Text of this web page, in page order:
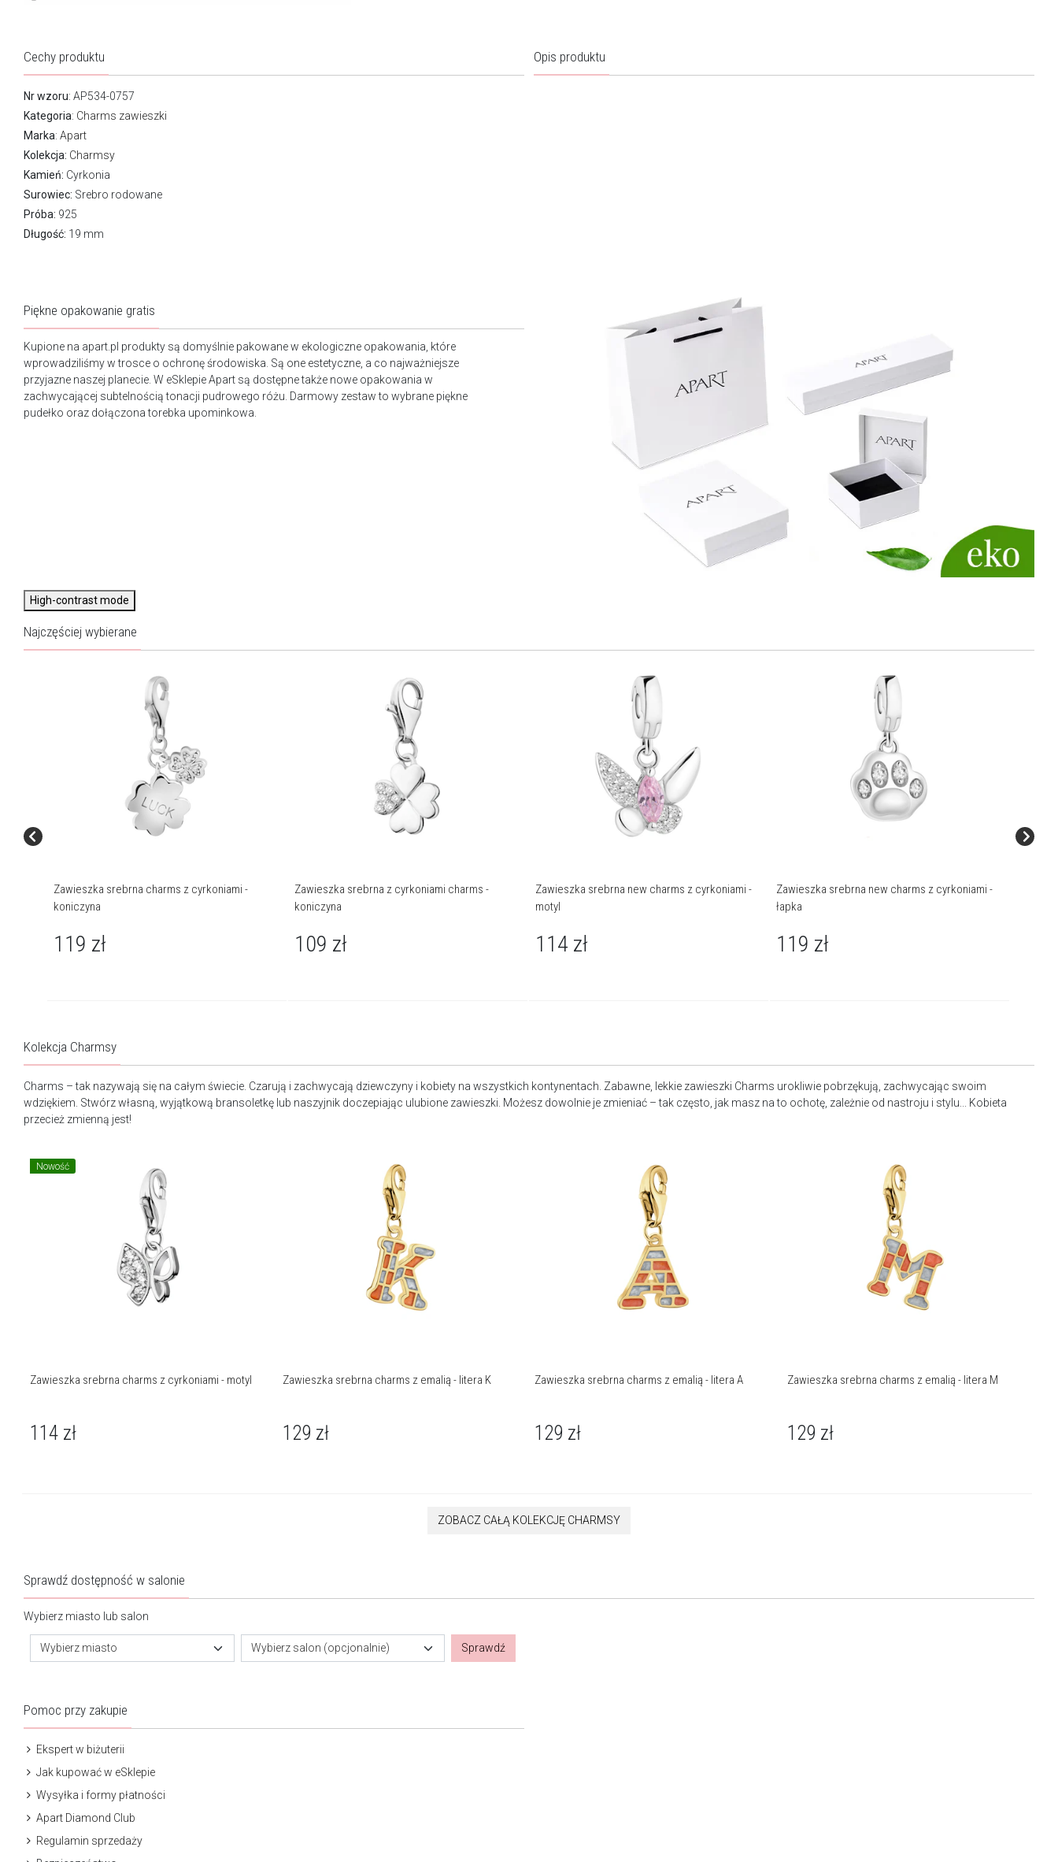
Cechy produktu
Nr wzoru: AP534-0757
Kategoria: Charms zawieszki
Marka: Apart
Kolekcja: Charmsy
Kamień: Cyrkonia
Surowiec: Srebro rodowane
Próba: 925
Długość: 19 mm
Opis produktu
Piękne opakowanie gratis
Kupione na apart.pl produkty są domyślnie pakowane w ekologiczne opakowania, które
wprowadziliśmy w trosce o ochronę środowiska. Są one estetyczne, a co najważniejsze
przyjazne naszej planecie. W eSklepie Apart są dostępne także nowe opakowania w
zachwycającej subtelnością tonacji pudrowego różu. Darmowy zestaw to wybrane piękne
pudełko oraz dołączona torebka upominkowa.
High-contrast mode
Najczęściej wybierane
Zawieszka srebrna charms z cyrkoniami -
koniczyna
119 zł
Zawieszka srebrna z cyrkoniami charms -
koniczyna
109 zł
Zawieszka srebrna new charms z cyrkoniami -
motyl
114 zł
Zawieszka srebrna new charms z cyrkoniami -
łapka
119 zł
Kolekcja Charmsy
Charms – tak nazywają się na całym świecie. Czarują i zachwycają dziewczyny i kobiety na wszystkich kontynentach. Zabawne, lekkie zawieszki Charms urokliwie pobrzękują, zachwycając swoim
wdziękiem. Stwórz własną, wyjątkową bransoletkę lub naszyjnik doczepiając ulubione zawieszki. Możesz dowolnie je zmieniać – tak często, jak masz na to ochotę, zależnie od nastroju i stylu... Kobieta
przecież zmienną jest!
Nowość
Zawieszka srebrna charms z cyrkoniami - motyl
114 zł
Zawieszka srebrna charms z emalią - litera K
129 zł
Zawieszka srebrna charms z emalią - litera A
129 zł
Zawieszka srebrna charms z emalią - litera M
129 zł
ZOBACZ CAŁĄ KOLEKCJĘ CHARMSY
Sprawdź dostępność w salonie
Wybierz miasto lub salon
Wybierz miasto Wybierz salon (opcjonalnie) Sprawdź
Pomoc przy zakupie
Ekspert w biżuterii
Jak kupować w eSklepie
Wysyłka i formy płatności
Apart Diamond Club
Regulamin sprzedaży